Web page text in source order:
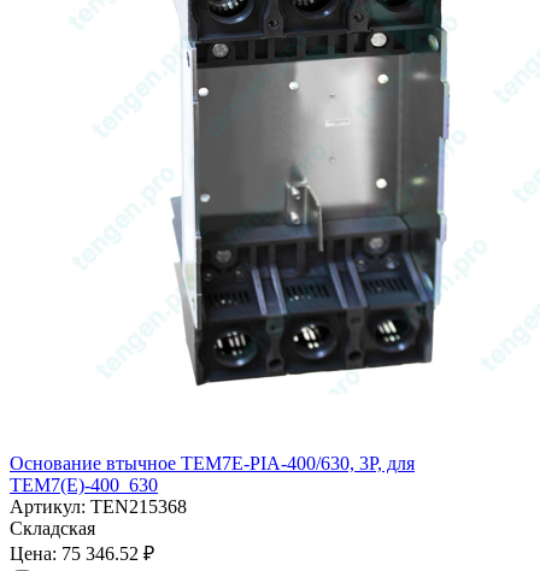
Основание втычное TEM7E-PIA-400/630, 3P, для
TEM7(E)-400_630
Артикул: TEN215368
Складская
Цена: 75 346.52 ₽